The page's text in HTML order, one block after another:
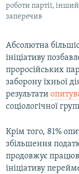
КТАТ
Усі сайти RFE/RL
роботи партії,
заперечив
Абсолютна
ініціативу
проросійських
заборону їхньої
результати
соціологічної
Крім того, 81%
збільшення
продовжує
ініціативу